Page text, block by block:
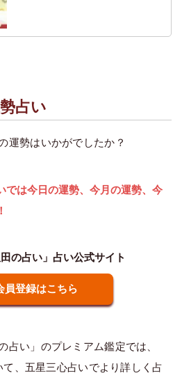
占い
運勢はいかがでしたか？
では今日の運勢、今月の運勢、今
田の占い」占い公式サイト
登録はこちら
占い」のプレミアム鑑定では、
、五星三心占いでより詳しく占